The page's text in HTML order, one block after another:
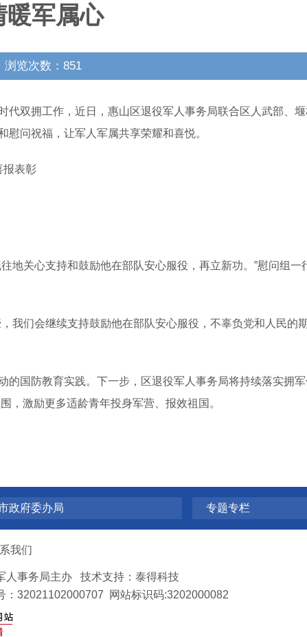
暖军属心
览次数： 851
双拥工作，近日，惠山区退役军人事务局联合区人武部、堰
问祝福，让军人军属共享荣耀和喜悦。
表彰
关心支持和鼓励他在部队安心服役，再立新功。”慰问组一
们会继续支持鼓励他在部队安心服役，不辜负党和人民的
国防教育实践。下一步，区退役军人事务局将持续落实拥军
，激励更多适龄青年投身军营、报效祖国。
政府委办局 专题专栏
我们
人事务局主办 技术支持： 泰得科技
：32021102000707 网站标识码:3202000082